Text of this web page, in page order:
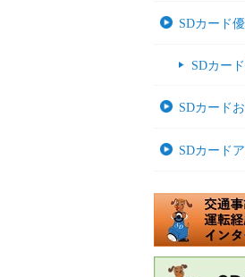
SDカード
SDカー
SDカード
SDカード